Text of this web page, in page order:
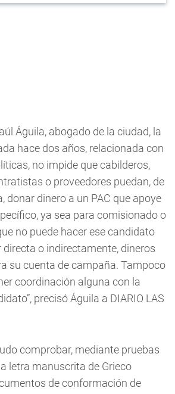
Águila, abogado de la ciudad, la
hace dos años, relacionada con
no impide que cabilderos,
o proveedores puedan, de
donar dinero a un PAC que apoye
ya sea para comisionado o
no puede hacer ese candidato
o indirectamente, dineros
su cuenta de campaña. Tampoco
coordinación alguna con la
precisó Águila a DIARIO LAS
comprobar, mediante pruebas
letra manuscrita de Grieco
de conformación de